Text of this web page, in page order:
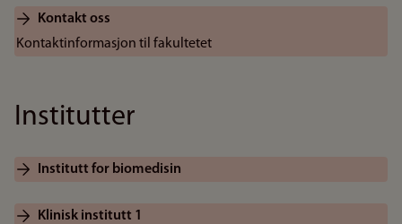
Kontakt oss
Kontaktinformasjon til fakultetet
Institutter
Institutt for biomedisin
Klinisk institutt 1